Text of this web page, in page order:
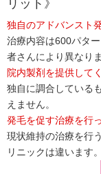
リット》
独自のアドバンスト
治療内容は600パタ
者さんにより異なりま
院内製剤を提供して
独自に調合している
えません。
発毛を促す治療を行
現状維持の治療を行
リニックは違います。